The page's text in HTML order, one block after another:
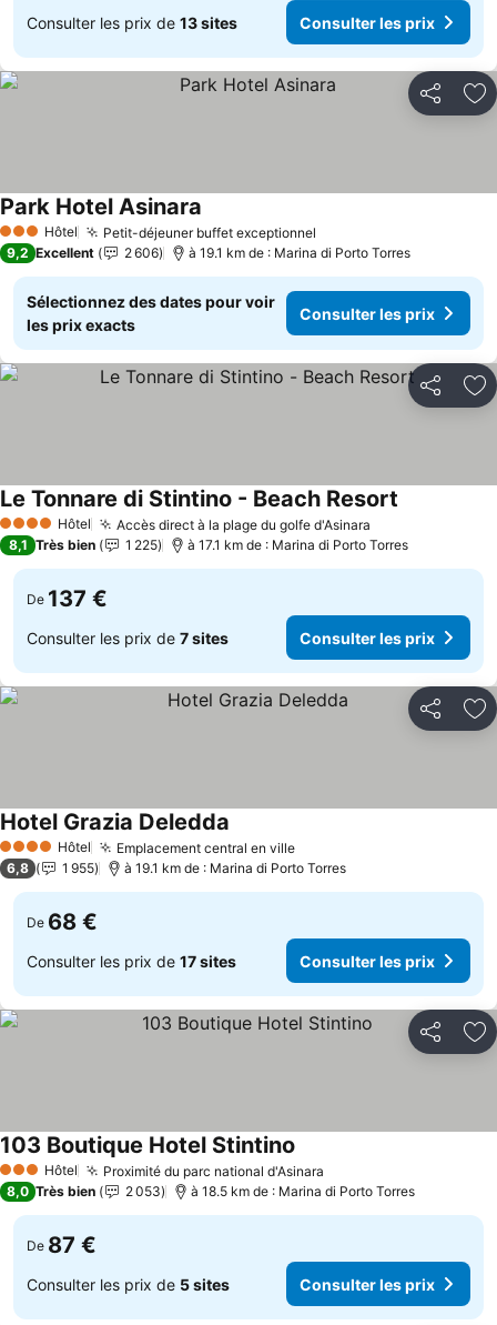
Consulter les prix de 13 sites Consulter les prix
Partager
3 ÉtoilesHôtel Petit-déjeuner buffet exceptionnel
Park Hotel Asinara
9,2 Excellent 2 606 à 19.1 km de : Marina di Porto Torres
Sélectionnez des dates pour voir
les prix exacts
Consulter les prix
Partager
4 Étoiles Hôtel Accès direct à la plage du golfe d'Asinara
Le Tonnare di Stintino - Beach Resort
8,1 Très bien 1 225 à 17.1 km de : Marina di Porto Torres
De 137 €
Consulter les prix de 7 sites Consulter les prix
Partager
4 Étoiles Hôtel Emplacement central en ville
Hotel Grazia Deledda
6,8 1 955 à 19.1 km de : Marina di Porto Torres
De 68 €
Consulter les prix de 17 sites Consulter les prix
Partager
3 ÉtoilesHôtel Proximité du parc national d'Asinara
103 Boutique Hotel Stintino
8,0 Très bien 2 053 à 18.5 km de : Marina di Porto Torres
De 87 €
Consulter les prix de 5 sites Consulter les prix